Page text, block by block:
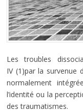
Les troubles
IV (1)par la survenue
normalement
l’identité ou la
des traumatismes.